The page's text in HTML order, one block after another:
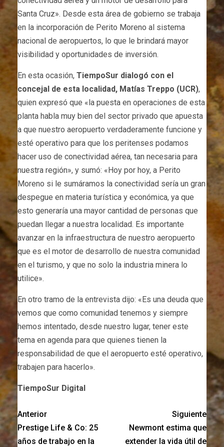
Santa Cruz». Desde esta área de gobierno se trabaja
en la incorporación de Perito Moreno al sistema
nacional de aeropuertos, lo que le brindará mayor
visibilidad y oportunidades de inversión.
En esta ocasión, TiempoSur dialogó con el
concejal de esta localidad, Matías Treppo (UCR),
quien expresó que «la puesta en operaciones de esta
planta habla muy bien del sector privado que apuesta
a que nuestro aeropuerto verdaderamente funcione y
esté operativo para que los peritenses podamos
hacer uso de conectividad aérea, tan necesaria para
nuestra región», y sumó: «Hoy por hoy, a Perito
Moreno si le sumáramos la conectividad sería un gran
despegue en materia turística y económica, ya que
esto generaría una mayor cantidad de personas que
puedan llegar a nuestra localidad. Es importante
avanzar en la infraestructura de nuestro aeropuerto
que es el motor de desarrollo de nuestra comunidad
en el turismo, y que no solo la industria minera lo
utilice».
En otro tramo de la entrevista dijo: «Es una deuda que
vemos que como comunidad tenemos y siempre
hemos intentado, desde nuestro lugar, tener este
tema en agenda para que quienes tienen la
responsabilidad de que el aeropuerto esté operativo,
trabajen para hacerlo».
TiempoSur Digital
Anterior
Prestige Life & Co: 25
años de trabajo en la
Siguiente
Newmont estima que
extender la vida útil de